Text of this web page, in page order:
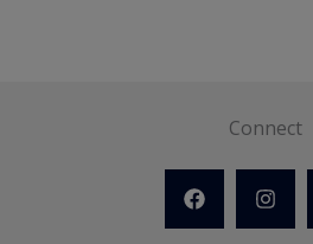
Connect